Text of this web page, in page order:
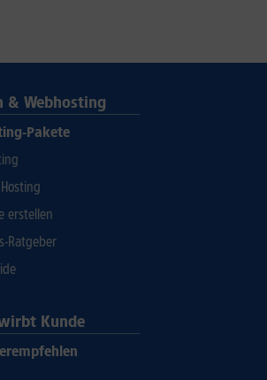
& Webhosting
Pakete
erstellen
Ratgeber
Kunde